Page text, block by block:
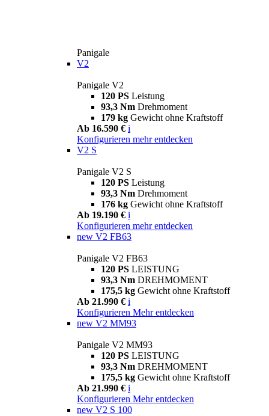
Panigale
V2
Panigale V2
120 PS Leistung
93,3 Nm Drehmoment
179 kg Gewicht ohne Kraftstoff
Ab 16.590 € i
Konfigurieren mehr entdecken
V2 S
Panigale V2 S
120 PS Leistung
93,3 Nm Drehmoment
176 kg Gewicht ohne Kraftstoff
Ab 19.190 € i
Konfigurieren mehr entdecken
new V2 FB63
Panigale V2 FB63
120 PS LEISTUNG
93,3 Nm DREHMOMENT
175,5 kg Gewicht ohne Kraftstoff
Ab 21.990 € i
Konfigurieren Mehr entdecken
new V2 MM93
Panigale V2 MM93
120 PS LEISTUNG
93,3 Nm DREHMOMENT
175,5 kg Gewicht ohne Kraftstoff
Ab 21.990 € i
Konfigurieren Mehr entdecken
new V2 S 100